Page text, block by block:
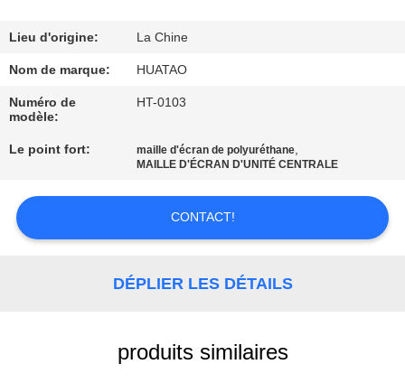
DE
QUALITÉ
NOUS
NOUVELLES
DEMANDEZ
Lieu d'origine: La Chine
Nom de marque: HUATAO
Numéro de
modèle:
HT-0103
Le point fort: maille d'écran de polyuréthane,
MAILLE D'ÉCRAN D'UNITÉ CENTRALE
CONTACT!
DÉPLIER LES DÉTAILS
produits similaires